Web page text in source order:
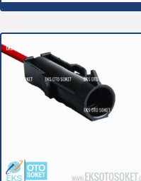
1C020T